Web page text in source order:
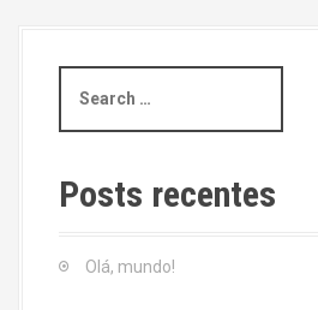
a
c
h
Posts recentes
Olá, mundo!